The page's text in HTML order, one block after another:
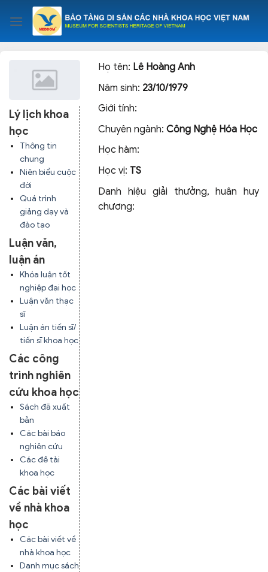
content
Lý lịch khoa
học
Thông tin
chung
Niên biểu cuộc
đời
Quá trình
giảng dạy và
đào tạo
Luận văn,
luận án
Khóa luận tốt
nghiệp đại học
Luận văn thạc
sĩ
Luận án tiến sĩ/
tiến sĩ khoa học
Các công
trình nghiên
cứu khoa học
Sách đã xuất
bản
Các bài báo
nghiên cứu
Các đề tài
khoa học
Các bài viết
về nhà khoa
học
Các bài viết về
nhà khoa học
Danh mục sách
Họ tên: Lê Hoàng Anh
Năm sinh: 23/10/1979
Giới tính:
Chuyên ngành:Công Nghệ Hóa Học
Học hàm:
Học vị: TS
Danh hiệu giải thưởng, huân huy
chương: